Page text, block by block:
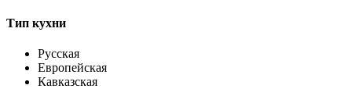
Тип кухни
Русская
Европейская
Кавказская